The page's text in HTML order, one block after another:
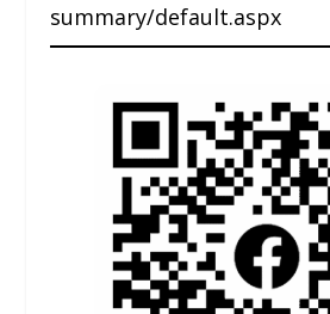
summary/default.aspx